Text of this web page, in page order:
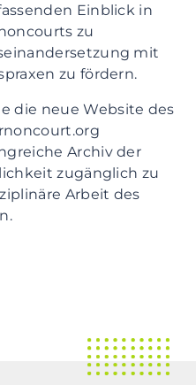
Einblick in
zu
mit
zu fördern.
die neue Website des
Archiv der
zugänglich zu
Arbeit des